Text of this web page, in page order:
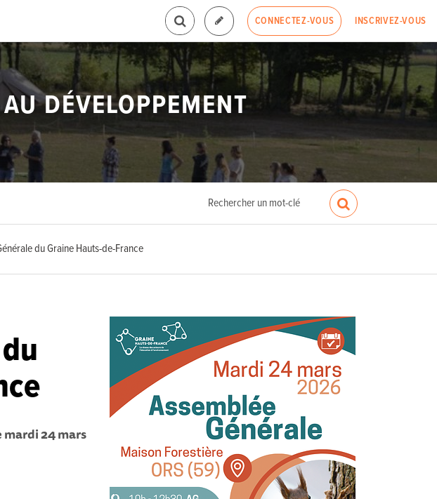
CONNECTEZ-VOUS INSCRIVEZ-VOUS
DÉVELOPPEMENT
du Graine Hauts-de-France
mardi 24 mars